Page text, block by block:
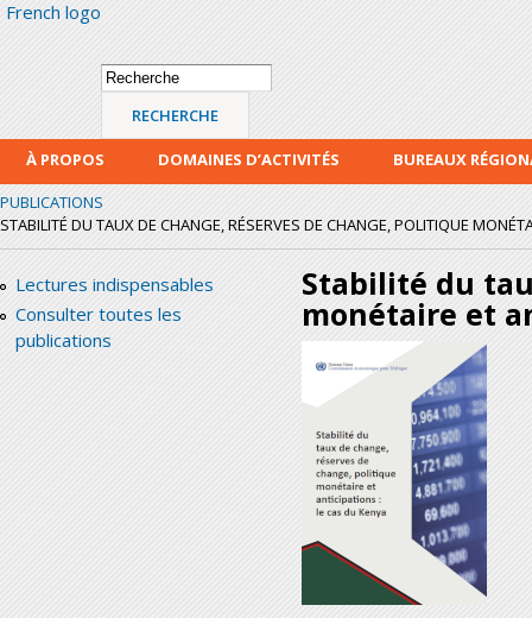
French logo
Formulaire de
recherche
Recherche
À PROPOS DOMAINES D’ACTIVITÉS
BUREAUX
PUBLICATIONS
STABILITÉ DU TAUX DE CHANGE, RÉSERVES DE CHANGE, POLITIQUE
Lectures indispensables
Consulter toutes les
publications
Stabilité du
monétaire et